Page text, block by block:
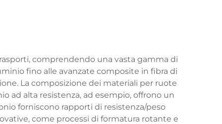
comprendendo una vasta gamma di
fino alle avanzate composite in fibra di
La composizione dei materiali per ruote
ad alta resistenza, ad esempio, offrono un
forniscono rapporti di resistenza/peso
come processi di formatura rotante e